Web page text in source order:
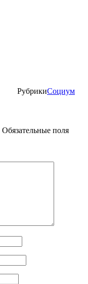
РубрикиСоциум
Обязательные поля